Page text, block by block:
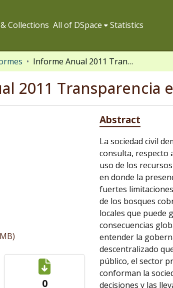
Collections All of DSpace Statistics
Informe Anual 2011 Transparencia en el Sector Forestal Peruano
2011 Transparencia
0
Abstract
La sociedad civil
consulta, respecto
uso de los
en donde la
fuertes
de los bosques
locales que puede
consecuencias
entender la
descentralizado
público, el sector
conforman la
decisiones y las